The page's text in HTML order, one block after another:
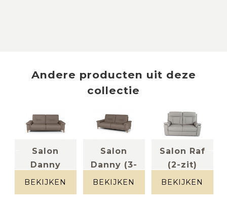
Andere producten uit deze
collectie
Salon
Danny
(2,5-zit
met 2 ...
BEKIJKEN
Salon
Danny (3-
zit)
BEKIJKEN
Salon Raf
(2-zit)
lichtgrijs
BEKIJKEN